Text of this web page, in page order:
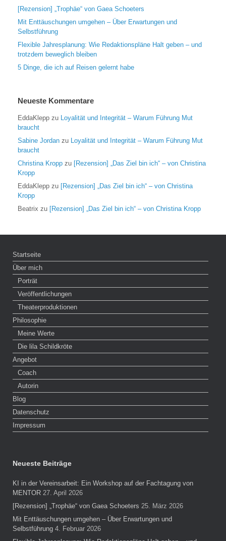
[Rezension] „Trophäe“ von Gaea Schoeters
Mit Enttäuschungen umgehen – Über Erwartungen und
Selbstführung
Flexible Jahresplanung: Wie Redaktionspläne Halt geben – und
trotzdem beweglich bleiben
5 Dinge, die ich auf Reisen gelernt habe
Neueste Kommentare
EddaKlepp zu
Loyalität und Integrität – Warum Führung Mut
braucht
Sabine Jordan zu
Loyalität und Integrität – Warum Führung Mut
braucht
Christina Kropp zu [Rezension] „Das Ziel bin ich“ – von Christina
Kropp
EddaKlepp zu [Rezension] „Das Ziel bin ich“ – von Christina
Kropp
Beatrix zu [Rezension] „Das Ziel bin ich“ – von Christina Kropp
Startseite
Über mich
Porträt
Veröffentlichungen
Theaterproduktionen
Philosophie
Meine Werte
Die lila Schildkröte
Angebot
Coach
Autorin
Blog
Datenschutz
Impressum
Neueste Beiträge
KI in der Vereinsarbeit: Ein Workshop auf der Fachtagung von
MENTOR 27. April 2026
[Rezension] „Trophäe“ von Gaea Schoeters 25. März 2026
Mit Enttäuschungen umgehen – Über Erwartungen und
Selbstführung 4. Februar 2026